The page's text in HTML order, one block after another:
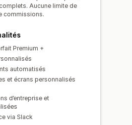
Aucune limite de
commissions.
Premium +
automatisés
et écrans personnalisés
d’entreprise et
via Slack